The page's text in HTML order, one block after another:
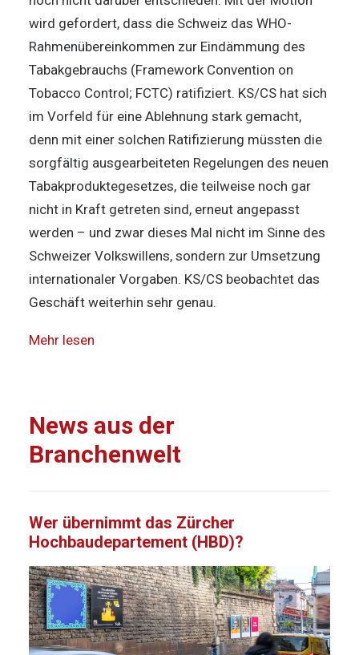
wird gefordert, dass die Schweiz das WHO-
Rahmenübereinkommen zur Eindämmung des
Tabakgebrauchs (Framework Convention on
Tobacco Control; FCTC) ratifiziert. KS/CS hat sich
im Vorfeld für eine Ablehnung stark gemacht,
denn mit einer solchen Ratifizierung müssten die
sorgfältig ausgearbeiteten Regelungen des neuen
Tabakproduktegesetzes, die teilweise noch gar
nicht in Kraft getreten sind, erneut angepasst
werden – und zwar dieses Mal nicht im Sinne des
Schweizer Volkswillens, sondern zur Umsetzung
internationaler Vorgaben. KS/CS beobachtet das
Geschäft weiterhin sehr genau.
Mehr lesen
News aus der
Branchenwelt
Wer übernimmt das Zürcher
Hochbaudepartement (HBD)?